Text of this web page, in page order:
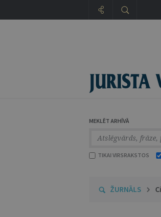
MEKLĒT ARHĪVĀ
TIKAI VIRSRAKSTOS
ŽURNĀLS